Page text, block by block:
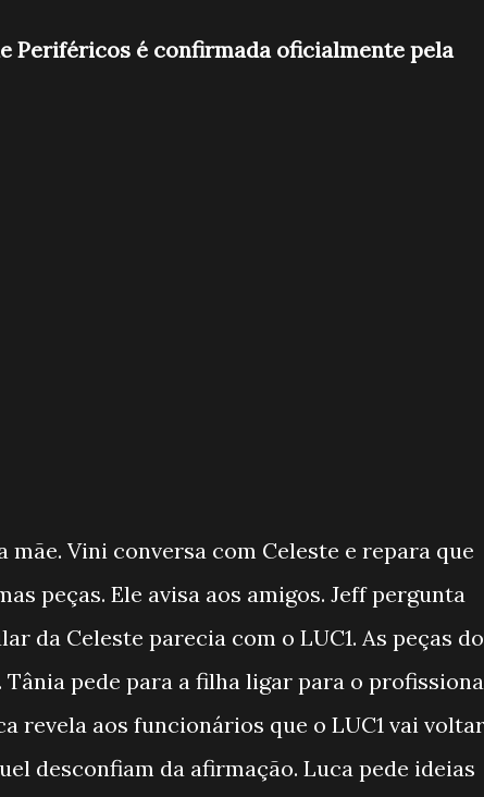
Periféricos é confirmada oficialmente pela
Vini conversa com Celeste e repara que
peças. Ele avisa aos amigos. Jeff pergunta
da Celeste parecia com o LUC1. As peças do
pede para a filha ligar para o
revela aos funcionários que o LUC1 vai voltar
desconfiam da afirmação. Luca pede ideias